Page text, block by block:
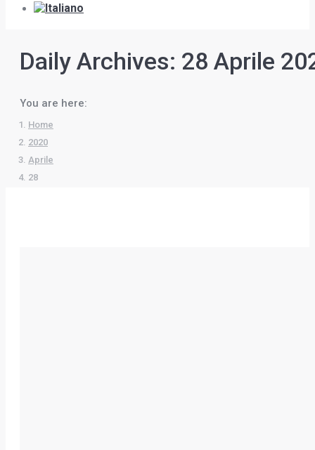
Daily Archives: 28 Aprile
You are here:
Home
2020
Aprile
28